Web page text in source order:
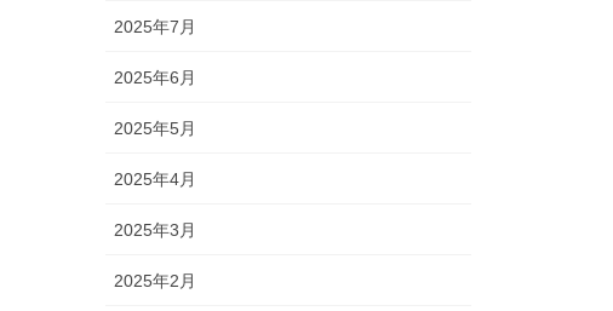
2025年7月
2025年6月
2025年5月
2025年4月
2025年3月
2025年2月